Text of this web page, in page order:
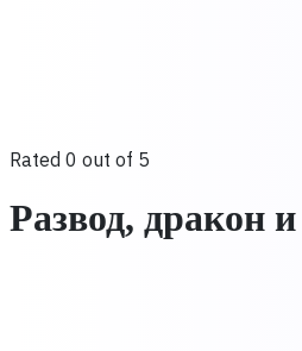
Rated 0 out of 5
Развод, дракон